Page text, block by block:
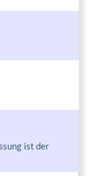
ist der